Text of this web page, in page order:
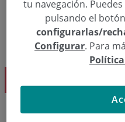
943 30 81 31
tu navegación.
pulsando el
configurarlas/
Configurar. Para